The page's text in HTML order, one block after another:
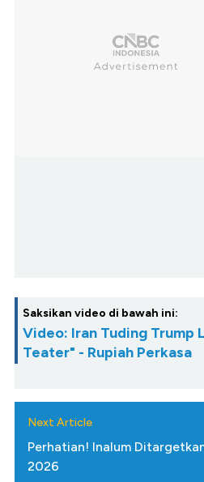
Saksikan video di bawah ini:
Video: Iran Tuding Trump
Teater" - Rupiah Perkasa
Next Article
Perhatian! Inalum
2026